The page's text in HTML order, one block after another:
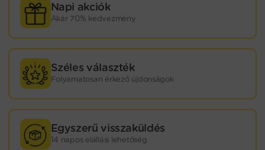
Napi akciók
Akár 70% kedvezmény
Széles választék
Folyamatosan érkező újdonságok
Egyszerű visszaküldés
14 napos elállási lehetőség